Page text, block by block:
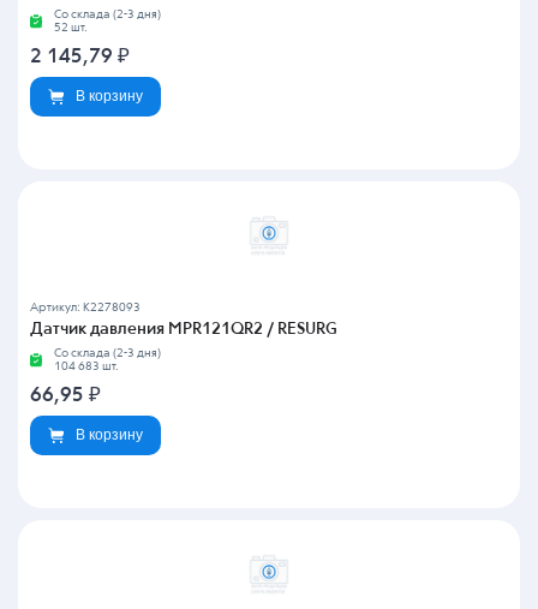
Со склада (2-3 дня)
52 шт.
2 145,79 ₽
В корзину
Артикул: K2278093
Датчик давления MPR121QR2 / RESURG
Со склада (2-3 дня)
104 683 шт.
66,95 ₽
В корзину